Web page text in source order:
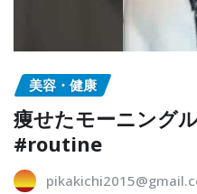
美容・健康
痩せたモーニング
#routine